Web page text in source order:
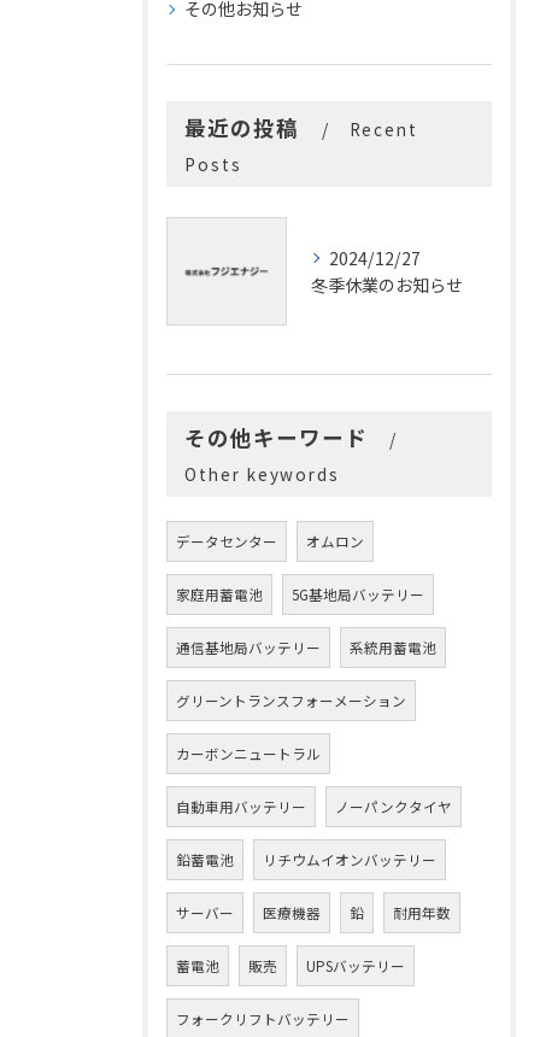
その他お知らせ
最近の投稿
Recent
Posts
2024/12/27
冬季休業のお知らせ
その他キーワード
Other keywords
データセンター オムロン
家庭用蓄電池 5G基地局バッテリー
通信基地局バッテリー 系統用蓄電池
グリーントランスフォーメーション
カーボンニュートラル
自動車用バッテリー ノーパンクタイヤ
鉛蓄電池 リチウムイオンバッテリー
サーバー 医療機器 鉛 耐用年数
蓄電池 販売 UPSバッテリー
フォークリフトバッテリー